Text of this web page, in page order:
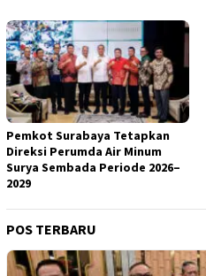
Pemkot Surabaya Tetapkan
Direksi Perumda Air Minum
Surya Sembada Periode 2026–
2029
POS TERBARU